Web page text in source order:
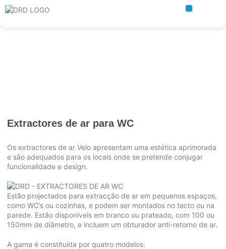
Extractores de ar para WC
Os extractores de ar Velo apresentam uma estética aprimorada
e são adequados para os locais onde se pretende conjugar
funcionalidade e design.
Estão projectados para extracção de ar em pequenos espaços,
como WC’s ou cozinhas, e podem ser montados no tecto ou na
parede. Estão disponíveis em branco ou prateado, com 100 ou
150mm de diâmetro, e incluem um obturador anti-retorno de ar.
A gama é constituída por quatro modelos: